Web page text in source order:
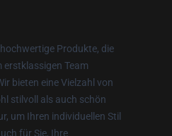
Produkte, die
erstklassigen Team
bieten eine Vielzahl von
stilvoll als auch schön
um Ihren individuellen Stil
für Sie, Ihre